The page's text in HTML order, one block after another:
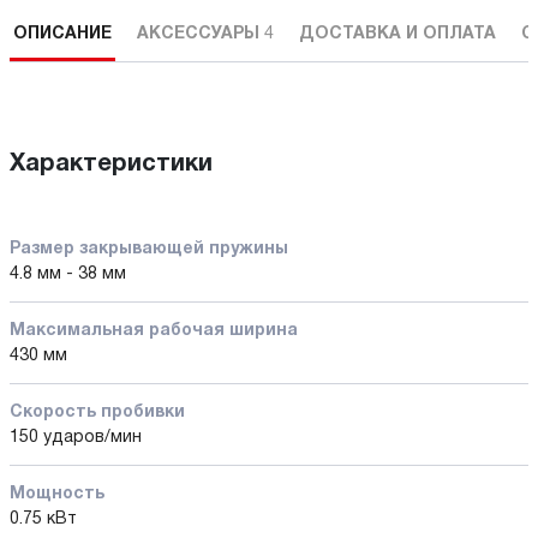
ОПИСАНИЕ АКСЕССУАРЫ 4 ДОСТАВКА И ОПЛАТА
Характеристики
Размер закрывающей пружины
4.8 мм - 38 мм
Максимальная рабочая ширина
430 мм
Скорость пробивки
150 ударов/мин
Мощность
0.75 кВт